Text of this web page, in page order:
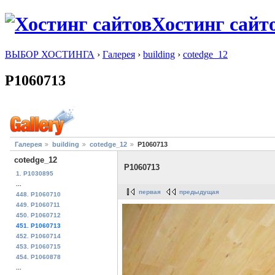
Хостинг
ВЫБОР ХОСТИНГА › Галерея › building › cotedge_12
P1060713
Галерея building cotedge_12 P1060713
cotedge_12
1. P1030895
...
448. P1060710
449. P1060711
450. P1060712
451. P1060713
452. P1060714
453. P1060715
454. P1060878
...
P1060713
первая предыдущая